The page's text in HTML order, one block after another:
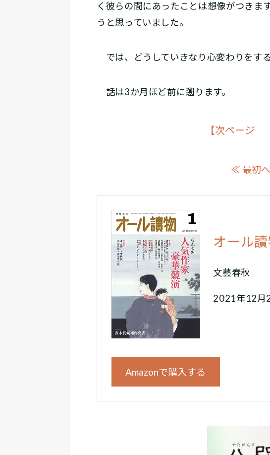
く彼らの間にあったことは想像がつきま
うと思っていました。
では、どうしていきなり心変わりをす
話は3か月ほど前に遡ります。
【次ページ
≪ 最初へ
オール
文藝春秋
2021年12月
Amazonで購入する